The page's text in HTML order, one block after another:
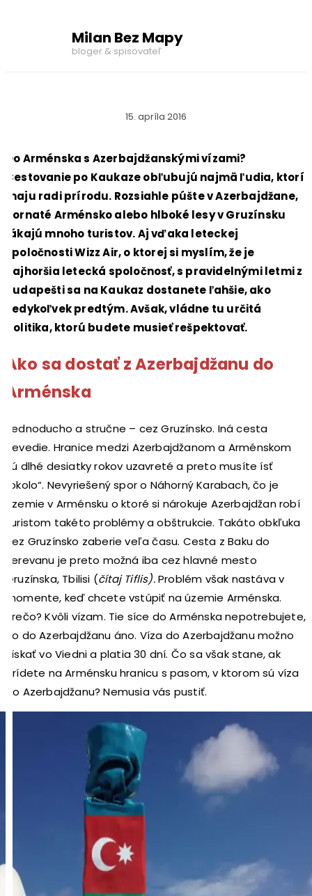
Milan Bez Mapy
bloger & spisovateľ
15. apríla 2016
Do Arménska s Azerbajdžanskými vízami?
Cestovanie po Kaukaze obľubujú najmä ľudia, ktorí
maju radi prírodu. Rozsiahle púšte v Azerbajdžane,
hornaté Arménsko alebo hlboké lesy v Gruzínsku
lákajú mnoho turistov. Aj vďaka leteckej
spoločnosti Wizz Air, o ktorej si myslím, že je
najhoršia letecká spoločnosť, s pravidelnými letmi z
Budapešti sa na Kaukaz dostanete ľahšie, ako
kedykoľvek predtým. Avšak, vládne tu určitá
politika, ktorú budete musieť rešpektovať.
Ako sa dostať z Azerbajdžanu do
Arménska
Jednoducho a stručne – cez Gruzínsko. Iná cesta
nevedie. Hranice medzi Azerbajdžanom a Arménskom
sú dlhé desiatky rokov uzavreté a preto musíte ísť
„okolo“. Nevyriešený spor o Náhorný Karabach, čo je
územie v Arménsku o ktoré si nárokuje Azerbajdžan robí
turistom takéto problémy a obštrukcie. Takáto obkľuka
cez Gruzínsko zaberie veľa času. Cesta z Baku do
Jerevanu je preto možná iba cez hlavné mesto
Gruzínska, Tbilisi (čítaj Tiflis).Problém však nastáva v
momente, keď chcete vstúpiť na územie Arménska.
Prečo? Kvôli vízam. Tie síce do Arménska nepotrebujete,
no do Azerbajdžanu áno. Víza do Azerbajdžanu možno
získať vo Viedni a platia 30 dní. Čo sa však stane, ak
prídete na Arménsku hranicu s pasom, v ktorom sú víza
do Azerbajdžanu? Nemusia vás pustiť.